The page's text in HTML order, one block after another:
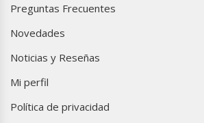
Preguntas Frecuentes
Novedades
Noticias y Reseñas
Mi perfil
Política de privacidad